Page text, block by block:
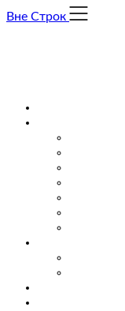
Skip
Вне Строк